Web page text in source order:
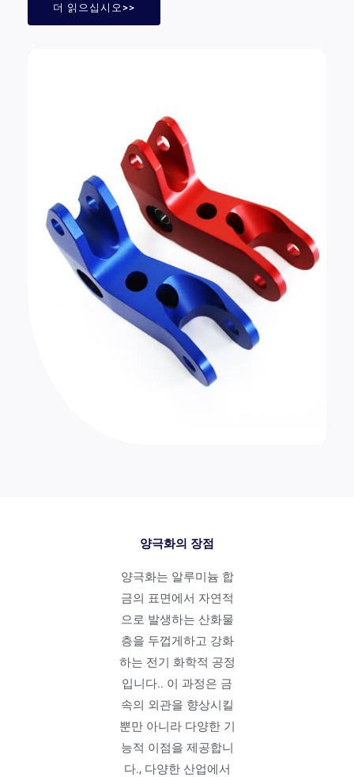
더 읽으십시오>>
양극화의 장점
양극화는 알루미늄 합
금의 표면에서 자연적
으로 발생하는 산화물
층을 두껍게하고 강화
하는 전기 화학적 공정
입니다.. 이 과정은 금
속의 외관을 향상시킬
뿐만 아니라 다양한 기
능적 이점을 제공합니
다., 다양한 산업에서